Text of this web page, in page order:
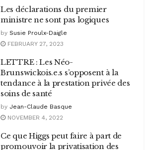
Les déclarations du premier
ministre ne sont pas logiques
by Susie Proulx-Daigle
FEBRUARY 27, 2023
LETTRE : Les Néo-
Brunswickois.e.s s’opposent à la
tendance à la prestation privée des
soins de santé
by Jean-Claude Basque
NOVEMBER 4, 2022
Ce que Higgs peut faire à part de
promouvoir la privatisation des